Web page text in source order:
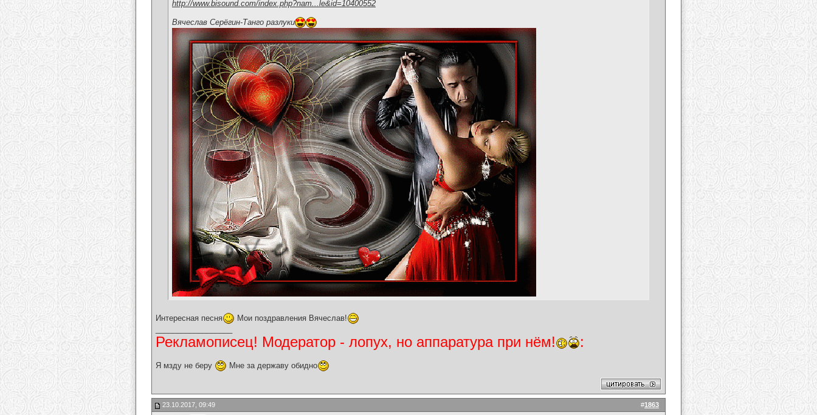
http://www.bisound.com/index.php?nam...le&id=10400552
Вячеслав Серёгин-Танго разлуки
Интересная песня
Мои поздравления Вячеслав!
Рекламописец! Модератор - лопух, но аппаратура при нём! :
Я мзду не беру Мне за державу обидно
#1863
23.10.2017, 09:49